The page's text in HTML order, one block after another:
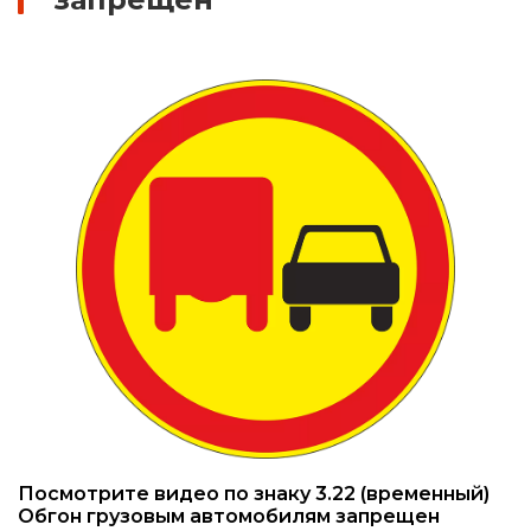
Светодиодные дорожные знаки
Дорожные знаки с внутренней подсветкой
Заградительные светодиодные знаки
Передвижные заградительные знаки
Опоры дорожных знаков (Стойки)
Крепления для дорожных знаков (Хомуты)
Переносные опоры
Светодиодные знаки на солнечной
батарее
Посмотрите видео по знаку 3.22 (временный)
Обгон грузовым автомобилям запрещен
Выбрать